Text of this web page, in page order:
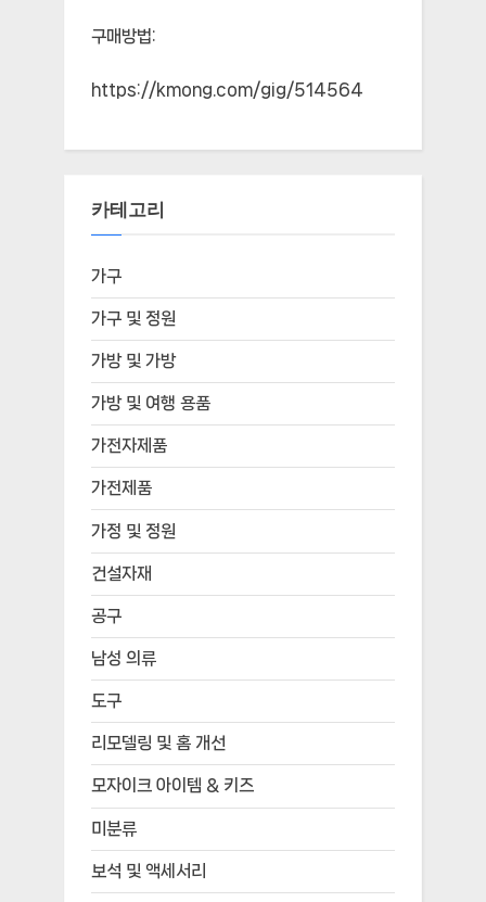
구매방법:
https://kmong.com/gig/514564
카테고리
가구
가구 및 정원
가방 및 가방
가방 및 여행 용품
가전자제품
가전제품
가정 및 정원
건설자재
공구
남성 의류
도구
리모델링 및 홈 개선
모자이크 아이템 & 키즈
미분류
보석 및 액세서리